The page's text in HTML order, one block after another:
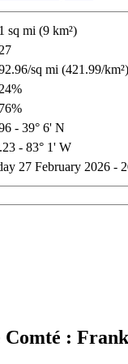
sq mi (9 km²)
sq mi (421.99/km²)
- 39° 6' N
- 83° 1' W
27 February 2026 -
Comté :